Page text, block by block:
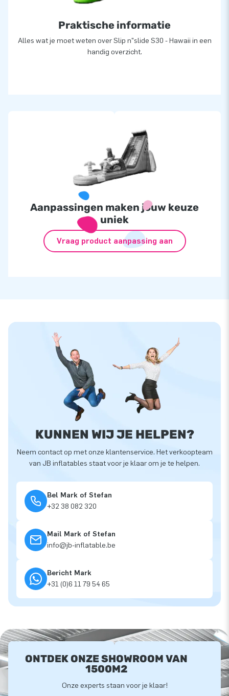
Praktische informatie
Alles wat je moet weten over Slip n"slide S30 - Hawaii in een
handig overzicht.
Aanpassingen maken jouw keuze
uniek
Vraag product aanpassing aan
KUNNEN WIJ JE HELPEN?
Neem contact op met onze klantenservice. Het verkoopteam
van JB inflatables staat voor je klaar om je te helpen.
Bel Mark of Stefan
+32 38 082 320
Mail Mark of Stefan
info@jb-inflatable.be
Bericht Mark
+31 (0)6 11 79 54 65
ONTDEK ONZE SHOWROOM VAN
1500M2
Onze experts staan voor je klaar!